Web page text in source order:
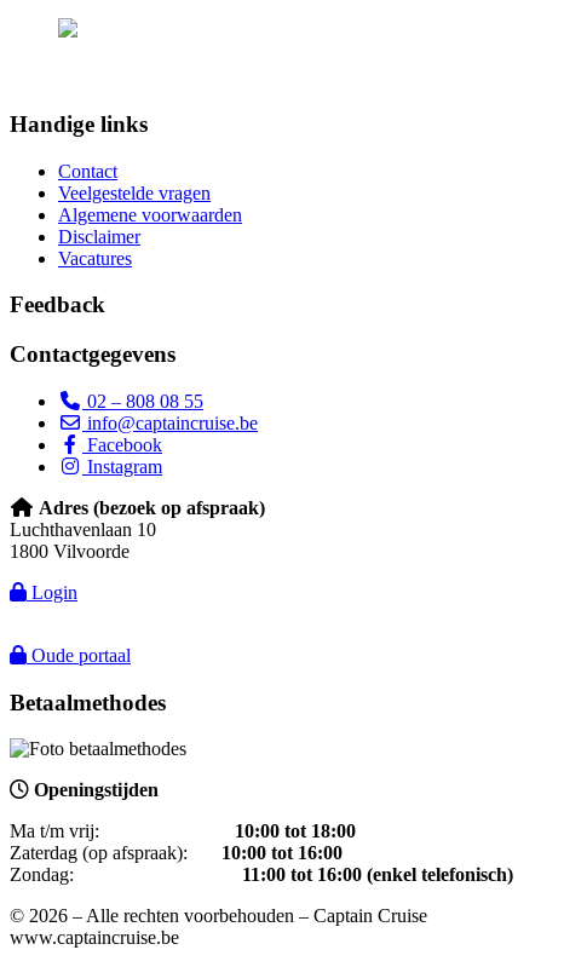
Handige links
Contact
Veelgestelde vragen
Algemene voorwaarden
Disclaimer
Vacatures
Feedback
Contactgegevens
02 – 808 08 55
info@captaincruise.be
Facebook
Instagram
Adres (bezoek op afspraak)
Luchthavenlaan 10
1800 Vilvoorde
Login
Oude portaal
Betaalmethodes
Openingstijden
Ma t/m vrij: 10:00 tot 18:00
Zaterdag (op afspraak): 10:00 tot 16:00
Zondag: 11:00 tot 16:00 (enkel telefonisch)
© 2026 – Alle rechten voorbehouden – Captain Cruise
www.captaincruise.be